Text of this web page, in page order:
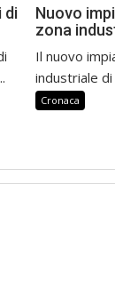
di
Nuovo
zona
Il nuovo
industriale
Cronaca